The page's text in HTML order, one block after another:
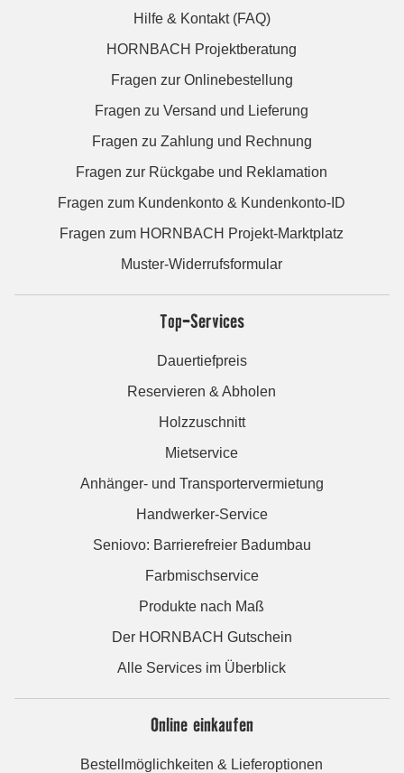
Hilfe & Kontakt (FAQ)
HORNBACH Projektberatung
Fragen zur Onlinebestellung
Fragen zu Versand und Lieferung
Fragen zu Zahlung und Rechnung
Fragen zur Rückgabe und Reklamation
Fragen zum Kundenkonto & Kundenkonto-ID
Fragen zum HORNBACH Projekt-Marktplatz
Muster-Widerrufsformular
Top-Services
Dauertiefpreis
Reservieren & Abholen
Holzzuschnitt
Mietservice
Anhänger- und Transportervermietung
Handwerker-Service
Seniovo: Barrierefreier Badumbau
Farbmischservice
Produkte nach Maß
Der HORNBACH Gutschein
Alle Services im Überblick
Online einkaufen
Bestellmöglichkeiten & Lieferoptionen